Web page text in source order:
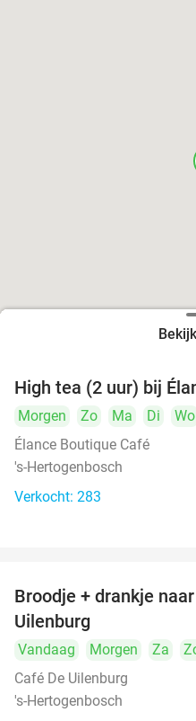
High tea (2 uur) bij
Morgen Zo Ma Di
Wo
Élance Boutique Café
's-Hertogenbosch
Verkocht: 283
Broodje + drankje
Uilenburg
Vandaag Morgen Za
Café De Uilenburg
's-Hertogenbosch